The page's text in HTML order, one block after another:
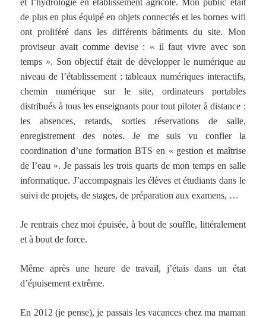
et l’hydrologie en établissement agricole. Mon public était
de plus en plus équipé en objets connectés et les bornes wifi
ont proliféré dans les différents bâtiments du site. Mon
proviseur avait comme devise : « il faut vivre avec son
temps ». Son objectif était de développer le numérique au
niveau de l’établissement : tableaux numériques interactifs,
chemin numérique sur le site, ordinateurs portables
distribués à tous les enseignants pour tout piloter à distance :
les absences, retards, sorties réservations de salle,
enregistrement des notes. Je me suis vu confier la
coordination d’une formation BTS en « gestion et maîtrise
de l’eau ». Je passais les trois quarts de mon temps en salle
informatique. J’accompagnais les élèves et étudiants dans le
suivi de projets, de stages, de préparation aux examens, …
Je rentrais chez moi épuisée, à bout de souffle, littéralement
et à bout de force.
Même après une heure de travail, j’étais dans un état
d’épuisement extrême.
En 2012 (je pense), je passais les vacances chez ma maman